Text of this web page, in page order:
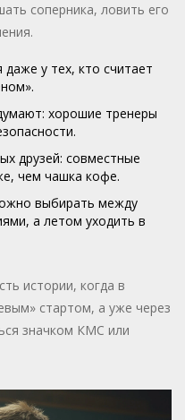
соперника, ловить его
у тех, кто считает
хорошие тренеры
друзей: совместные
чем чашка кофе.
выбирать между
а летом уходить в
истории, когда в
стартом, а уже через
значком КМС или